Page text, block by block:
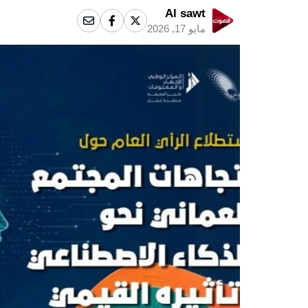
Al sawt
مايو 17, 2026